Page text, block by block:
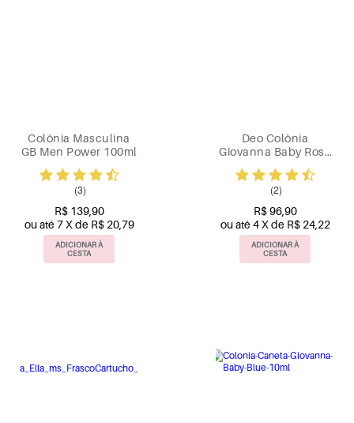
Colônia Masculina
GB Men Power 100ml
(3)
R$ 139,90
ou até 7 X de R$ 20,79
ADICIONAR À
CESTA
Deo Colônia
Giovanna Baby Rosé
(2)
R$ 96,90
ou até 4 X de R$ 24,22
ADICIONAR À
CESTA